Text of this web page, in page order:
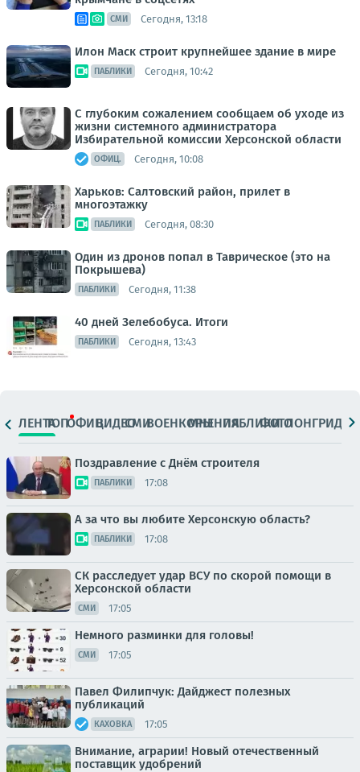
СМИ Сегодня, 13:18
Илон Маск строит крупнейшее здание в мире
ПАБЛИКИ Сегодня, 10:42
С глубоким сожалением сообщаем об уходе из
жизни системного администратора
Избирательной комиссии Херсонской области
ОФИЦ. Сегодня, 10:08
Харьков: Салтовский район, прилет в
многоэтажку
ПАБЛИКИ Сегодня, 08:30
Один из дронов попал в Таврическое (это на
Покрышева)
ПАБЛИКИ Сегодня, 11:38
40 дней Зелебобуса. Итоги
ПАБЛИКИ Сегодня, 13:43
ЛЕНТАТОПОФИЦ.ВИДЕОСМИВОЕНКОРЫМНЕНИЯПАБЛИКИ
ФОТОЛОНГРИДЫ
Поздравление с Днём строителя
ПАБЛИКИ 17:08
А за что вы любите Херсонскую область?
ПАБЛИКИ 17:08
СК расследует удар ВСУ по скорой помощи в
Херсонской области
СМИ 17:05
Немного разминки для головы!
СМИ 17:05
Павел Филипчук: Дайджест полезных
публикаций
КАХОВКА 17:05
Внимание, аграрии! Новый отечественный
поставщик удобрений